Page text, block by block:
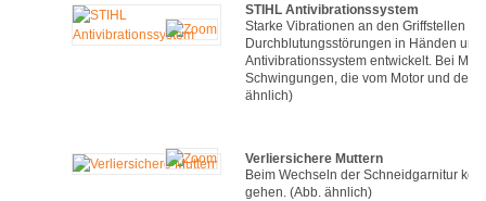
STIHL Antivibrationssystem
Starke Vibrationen an den Griffstellen
Durchblutungsstörungen in Händen
Antivibrationssystem entwickelt. Bei
Schwingungen, die vom Motor und
ähnlich)
Verliersichere Muttern
Beim Wechseln der Schneidgarnitur
gehen. (Abb. ähnlich)